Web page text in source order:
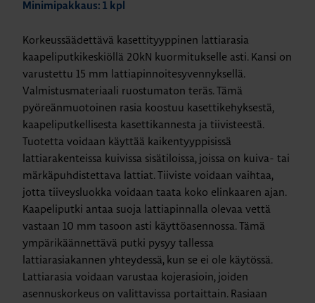
Minimipakkaus: 1 kpl
Korkeussäädettävä kasettityyppinen lattiarasia
kaapeliputkikeskiöllä 20kN kuormitukselle asti. Kansi on
varustettu 15 mm lattiapinnoitesyvennyksellä.
Valmistusmateriaali ruostumaton teräs. Tämä
pyöreänmuotoinen rasia koostuu kasettikehyksestä,
kaapeliputkellisesta kasettikannesta ja tiivisteestä.
Tuotetta voidaan käyttää kaikentyyppisissä
lattiarakenteissa kuivissa sisätiloissa, joissa on kuiva- tai
märkäpuhdistettava lattiat. Tiiviste voidaan vaihtaa,
jotta tiiveysluokka voidaan taata koko elinkaaren ajan.
Kaapeliputki antaa suoja lattiapinnalla olevaa vettä
vastaan 10 mm tasoon asti käyttöasennossa. Tämä
ympärikäännettävä putki pysyy tallessa
lattiarasiakannen yhteydessä, kun se ei ole käytössä.
Lattiarasia voidaan varustaa kojerasioin, joiden
asennuskorkeus on valittavissa portaittain. Rasiaan